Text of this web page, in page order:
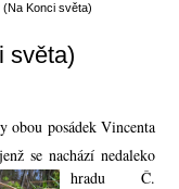
Konci světa)
světa)
obou posádek Vincenta
se nachází nedaleko
hradu Č.